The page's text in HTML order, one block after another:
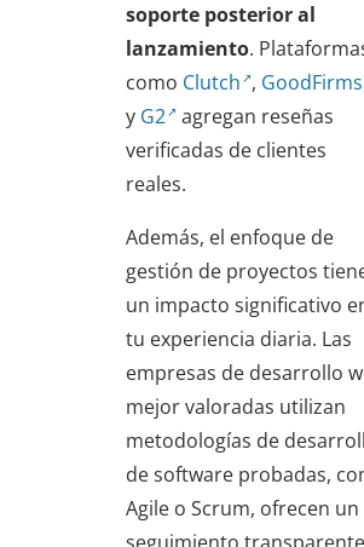
soporte posterior al
lanzamiento.
como Clutch , GoodFirms
y G2 agregan reseñas
verificadas de clientes
reales.
Además, el enfoque de
gestión de proyectos
un impacto significativo
tu experiencia diaria. Las
empresas de desarrollo
mejor valoradas utilizan
metodologías de
de software probadas,
Agile o Scrum, ofrecen un